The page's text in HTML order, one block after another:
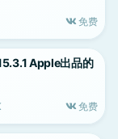
免费
Apple出品的
免费